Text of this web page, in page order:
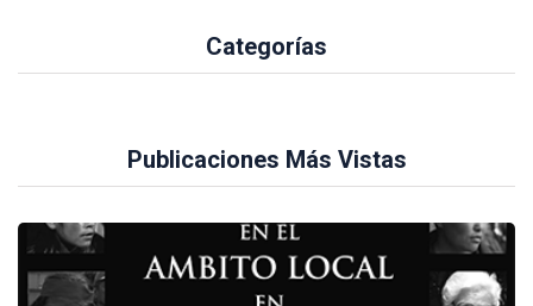
Categorías
Publicaciones Más Vistas